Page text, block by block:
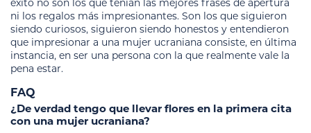
éxito no son los que tenían las mejores frases de apertura
ni los regalos más impresionantes. Son los que siguieron
siendo curiosos, siguieron siendo honestos y entendieron
que impresionar a una mujer ucraniana consiste, en última
instancia, en ser una persona con la que realmente vale la
pena estar.
FAQ
¿De verdad tengo que llevar flores en la primera cita
con una mujer ucraniana?